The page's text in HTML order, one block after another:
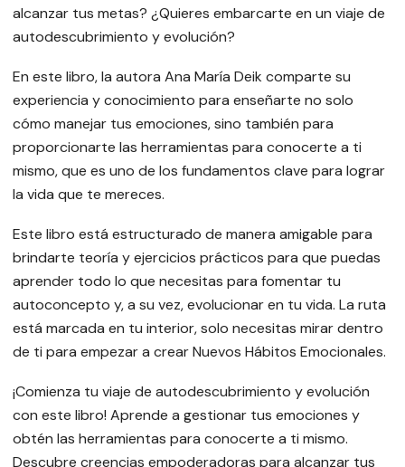
alcanzar tus metas? ¿Quieres embarcarte en un viaje de
autodescubrimiento y evolución?
En este libro, la autora Ana María Deik comparte su
experiencia y conocimiento para enseñarte no solo
cómo manejar tus emociones, sino también para
proporcionarte las herramientas para conocerte a ti
mismo, que es uno de los fundamentos clave para lograr
la vida que te mereces.
Este libro está estructurado de manera amigable para
brindarte teoría y ejercicios prácticos para que puedas
aprender todo lo que necesitas para fomentar tu
autoconcepto y, a su vez, evolucionar en tu vida. La ruta
está marcada en tu interior, solo necesitas mirar dentro
de ti para empezar a crear Nuevos Hábitos Emocionales.
¡Comienza tu viaje de autodescubrimiento y evolución
con este libro! Aprende a gestionar tus emociones y
obtén las herramientas para conocerte a ti mismo.
Descubre creencias empoderadoras para alcanzar tus